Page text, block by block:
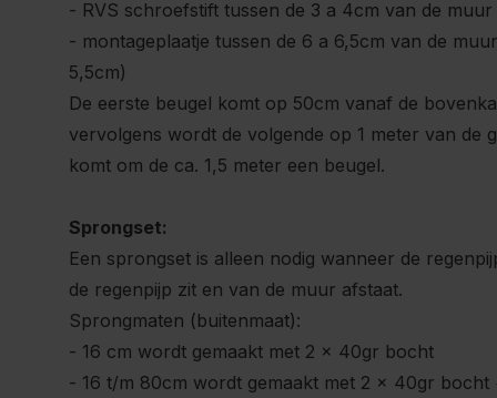
- RVS schroefstift tussen de 3 a 4cm van de muur
- montageplaatje tussen de 6 a 6,5cm van de
5,5cm)
De eerste beugel komt op 50cm vanaf de
vervolgens wordt de volgende op 1 meter van de
komt om de ca. 1,5 meter een beugel.
Sprongset:
Een sprongset is alleen nodig wanneer de
de regenpijp zit en van de muur afstaat.
Sprongmaten (buitenmaat):
- 16 cm wordt gemaakt met 2 x 40gr bocht
- 16 t/m 80cm wordt gemaakt met 2 x 40gr bocht